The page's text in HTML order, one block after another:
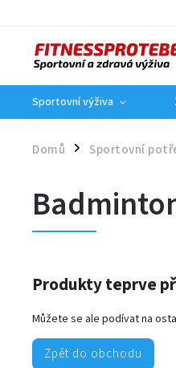
Sportovní výživa
Domů / Sportovní
Produkty teprve
Můžete se ale podívat na
Zpět do obchodu